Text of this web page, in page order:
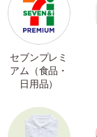
セブンプレミ
アム（食品・
日用品）